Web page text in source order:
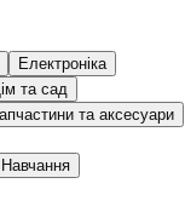
Електроніка
та сад
та аксесуари
Навчання